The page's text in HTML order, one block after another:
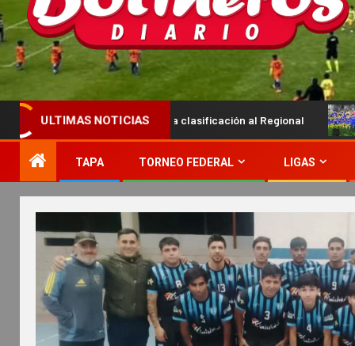
ULTIMAS NOTICIAS
la clasificación al Regional Ya están los primeros
TAPA TORNEO FEDERAL LIGAS